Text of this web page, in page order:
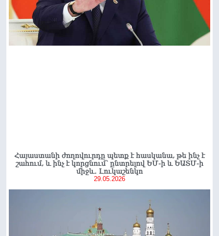
Հայաստանի ժողովուրդը պետք է հասկանա, թե ինչ է
շահում, և ինչ է կորցնում՝ ընտրելով ԵՄ-ի և ԵԱՏՄ-ի
միջև․ Լուկաշենկո
29.05.2026